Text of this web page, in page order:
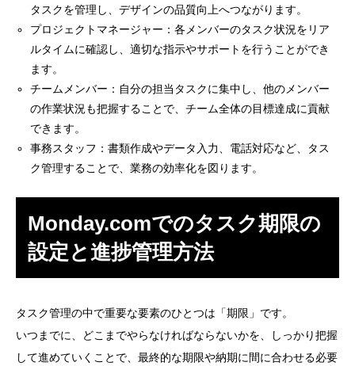
タスクを管理し、デザインの品質向上へつながります。
プロジェクトマネージャー：各メンバーのタスク状況をリア
ルタイムに確認し、適切な指示やサポートを行うことができ
ます。
チームメンバー：自分の担当タスクに集中し、他のメンバー
の作業状況も把握することで、チーム全体の目標達成に貢献
できます。
事務スタッフ：書類作成やデータ入力、電話対応など、タス
ク管理することで、業務の効率化を図ります。
Monday.comでのタスク期限の
設定と進捗管理方法
タスク管理の中で重要な要素のひとつは「期限」です。
いつまでに、どこまでやらなければならないかを、しっかり把握
して進めていくことで、最終的な期限や納期に間に合わせる必要